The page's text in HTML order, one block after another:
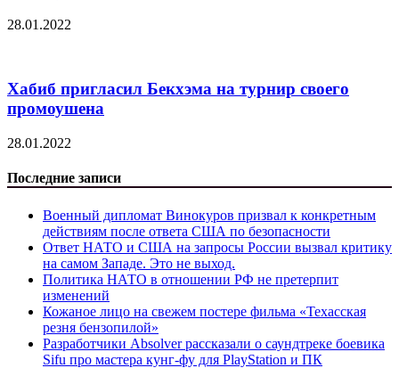
28.01.2022
Хабиб пригласил Бекхэма на турнир своего
промоушена
28.01.2022
Последние записи
Военный дипломат Винокуров призвал к конкретным
действиям после ответа США по безопасности
Ответ НАТО и США на запросы России вызвал критику
на самом Западе. Это не выход.
Политика НАТО в отношении РФ не претерпит
изменений
Кожаное лицо на свежем постере фильма «Техасская
резня бензопилой»
Разработчики Absolver рассказали о саундтреке боевика
Sifu про мастера кунг-фу для PlayStation и ПК